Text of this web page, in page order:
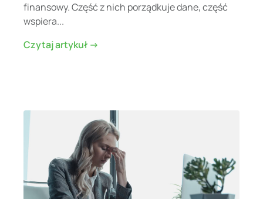
finansowy. Część z nich porządkuje dane, część
wspiera...
Czytaj artykuł ->